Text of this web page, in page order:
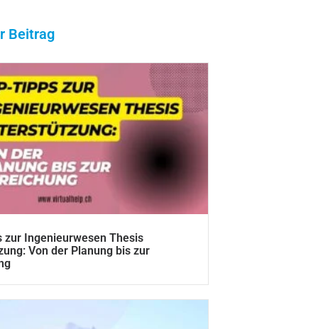
Beitrag
zur Ingenieurwesen Thesis
Von der Planung bis zur